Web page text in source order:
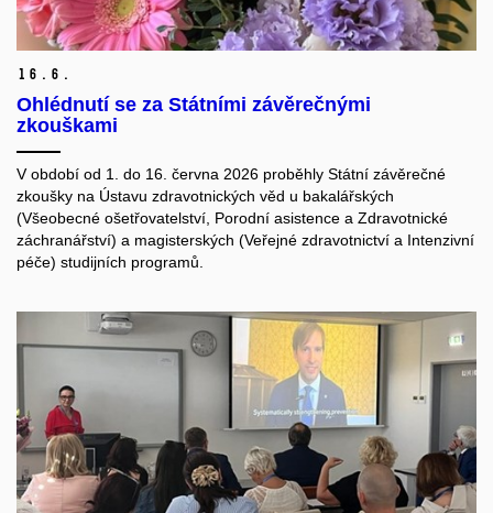
16. 6.
Ohlédnutí se za Státními závěrečnými
zkouškami
V období od 1. do 16. června 2026 proběhly Státní závěrečné
zkoušky na Ústavu zdravotnických věd u bakalářských
(Všeobecné ošetřovatelství, Porodní asistence a Zdravotnické
záchranářství) a magisterských (Veřejné zdravotnictví a Intenzivní
péče) studijních programů.